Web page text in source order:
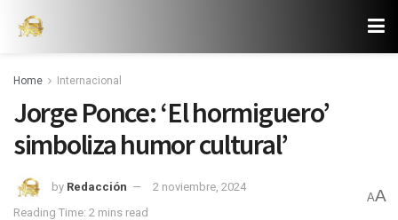
Home Internacional
Jorge Ponce: ‘El hormiguero’
simboliza humor cultural’
by Redacción
2 noviembre, 2024
Reading Time: 2 mins read
AA